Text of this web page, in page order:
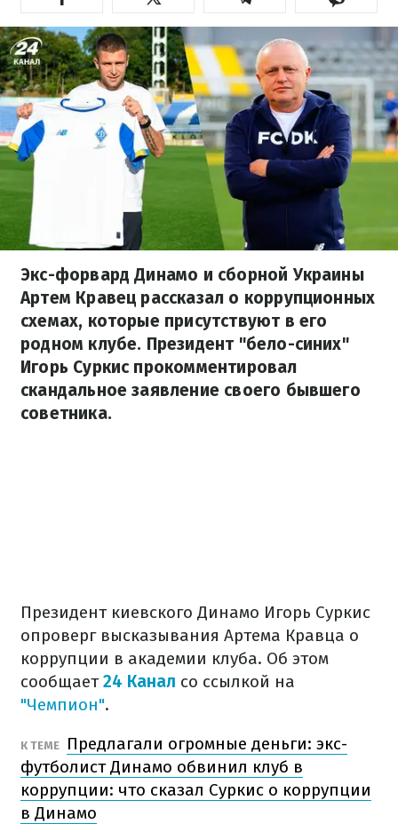
Экс-форвард Динамо и сборной Украины
Артем Кравец рассказал о коррупционных
схемах, которые присутствуют в его
родном клубе. Президент "бело-синих"
Игорь Суркис прокомментировал
скандальное заявление своего бывшего
советника.
Президент киевского Динамо Игорь Суркис
опроверг высказывания Артема Кравца о
коррупции в академии клуба. Об этом
сообщает24 Канал со ссылкой на
"Чемпион".
К ТЕМЕ
Предлагали огромные деньги: экс-
футболист Динамо обвинил клуб в
коррупции: что сказал Суркис о коррупции
в Динамо